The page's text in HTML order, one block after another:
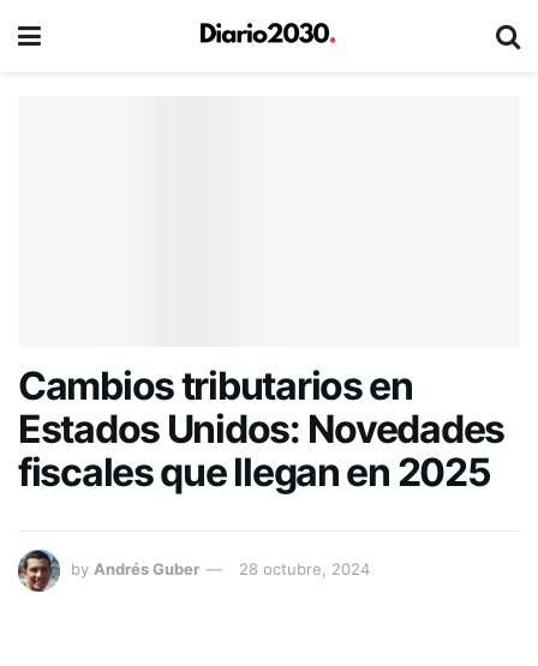
Cambios tributarios en
Estados Unidos: Novedades
fiscales que llegan en 2025
by Andrés Guber 28 octubre, 2024